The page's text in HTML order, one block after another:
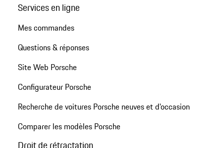
Services en ligne
Mes commandes
Questions & réponses
Site Web Porsche
Configurateur Porsche
Recherche de voitures Porsche neuves et d'occasion
Comparer les modèles Porsche
Droit de rétractation